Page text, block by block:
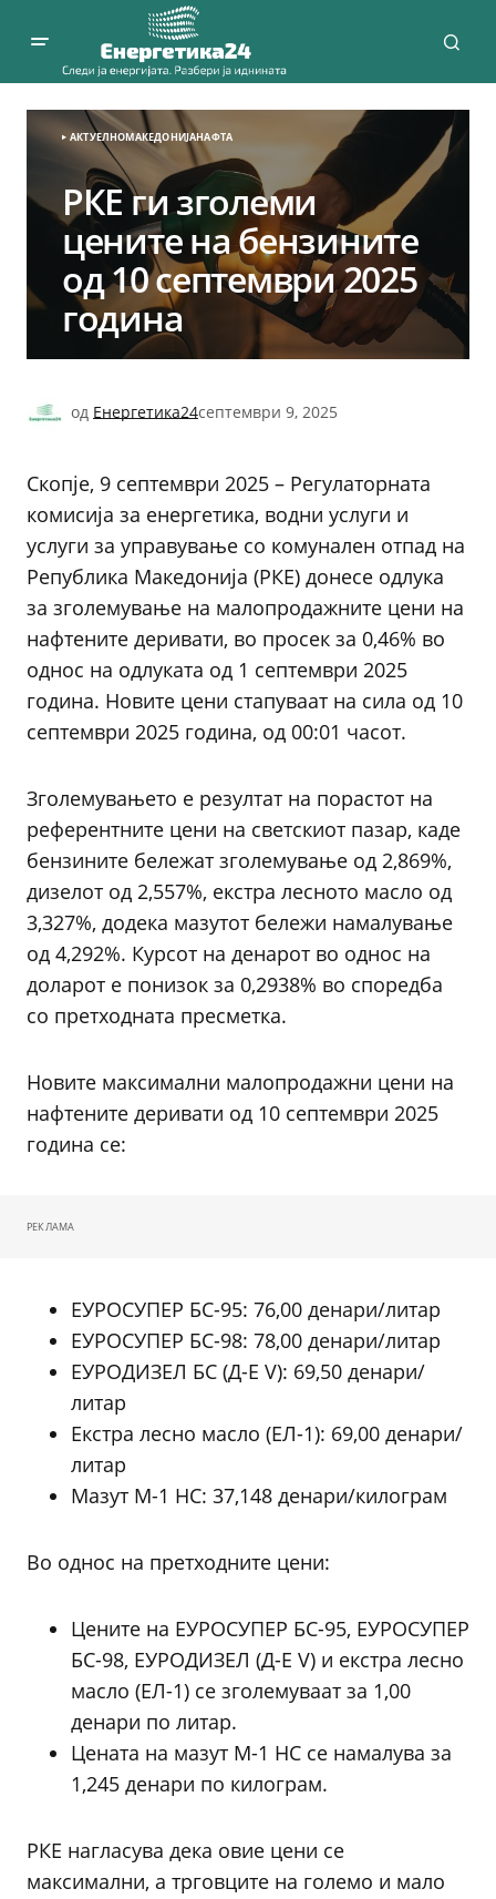
АКТУЕЛНОМАКЕДОНИЈАНАФТА
РКЕ ги зголеми
цените на бензините
од 10 септември 2025
година
од Енергетика24септември 9, 2025
Скопје, 9 септември 2025 – Регулаторната
комисија за енергетика, водни услуги и
услуги за управување со комунален отпад на
Република Македонија (РКЕ) донесе одлука
за зголемување на малопродажните цени на
нафтените деривати, во просек за 0,46% во
однос на одлуката од 1 септември 2025
година. Новите цени стапуваат на сила од 10
септември 2025 година, од 00:01 часот.
Зголемувањето е резултат на порастот на
референтните цени на светскиот пазар, каде
бензините бележат зголемување од 2,869%,
дизелот од 2,557%, екстра лесното масло од
3,327%, додека мазутот бележи намалување
од 4,292%. Курсот на денарот во однос на
доларот е понизок за 0,2938% во споредба
со претходната пресметка.
Новите максимални малопродажни цени на
нафтените деривати од 10 септември 2025
година се:
РЕКЛАМА
ЕУРОСУПЕР БС-95: 76,00 денари/литар
ЕУРОСУПЕР БС-98: 78,00 денари/литар
ЕУРОДИЗЕЛ БС (Д-Е V): 69,50 денари/
литар
Екстра лесно масло (ЕЛ-1): 69,00 денари/
литар
Мазут М-1 НС: 37,148 денари/килограм
Во однос на претходните цени:
Цените на ЕУРОСУПЕР БС-95, ЕУРОСУПЕР
БС-98, ЕУРОДИЗЕЛ (Д-Е V) и екстра лесно
масло (ЕЛ-1) се зголемуваат за 1,00
денари по литар.
Цената на мазут М-1 НС се намалува за
1,245 денари по килограм.
РКЕ нагласува дека овие цени се
максимални, а трговците на големо и мало